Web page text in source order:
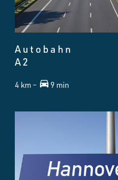
Autobahn
A2
4 km – 9 min